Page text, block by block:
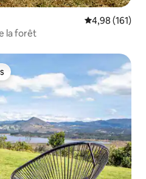
Évaluation
4,98 (161)
la forêt
plus appréciés